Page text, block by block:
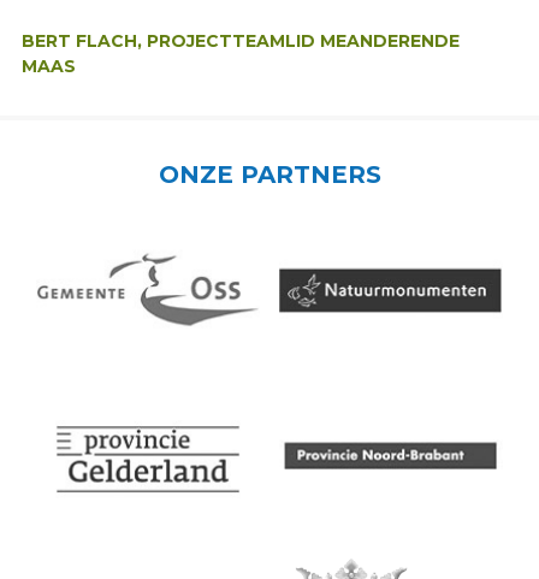
BERT FLACH, PROJECTTEAMLID MEANDERENDE
MAAS
ONZE PARTNERS